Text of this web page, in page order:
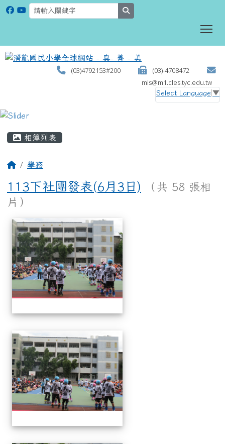
(03)4792153#200
(03)-4708472
mis@m1.cles.tyc.edu.tw
Select Language ▼
相簿列表
學務
113下社團發表(6月3日)
（共 58 張相
片）
相簿列表